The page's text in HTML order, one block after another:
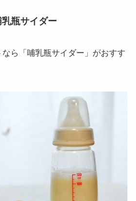
瓶サイダー
ら「 哺乳瓶サイダー 」がおすす